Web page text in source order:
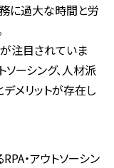
に過大な時間と労
注目されていま
ソーシング、人材派
メリットが存在し
RPA・アウトソーシン